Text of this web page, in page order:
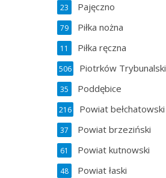
Pajęczno
23
Piłka nożna
79
Piłka ręczna
11
Piotrków Trybunalski
506
Poddębice
35
Powiat bełchatowski
216
Powiat brzeziński
37
Powiat kutnowski
61
Powiat łaski
48